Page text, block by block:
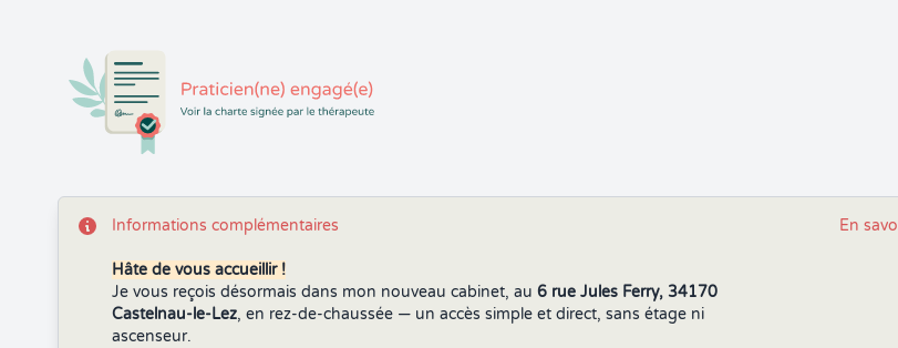
Informations complémentaires
Hâte de vous accueillir !
Je vous reçois désormais dans mon nouveau cabinet, au 6 rue Jules Ferry, 34170
Castelnau-le-Lez, en rez-de-chaussée — un accès simple et direct, sans étage ni
ascenseur.
En